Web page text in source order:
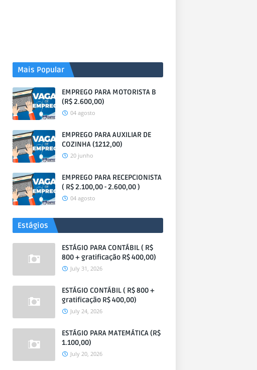
Mais Popular
EMPREGO PARA MOTORISTA B
(R$ 2.600,00)
04 agosto
EMPREGO PARA AUXILIAR DE
COZINHA (1212,00)
20 junho
EMPREGO PARA RECEPCIONISTA
( R$ 2.100,00 - 2.600,00 )
04 agosto
Estágios
ESTÁGIO PARA CONTÁBIL ( R$
800 + gratificação R$ 400,00)
July 31, 2026
ESTÁGIO CONTÁBIL ( R$ 800 +
gratificação R$ 400,00)
July 24, 2026
ESTÁGIO PARA MATEMÁTICA (R$
1.100,00)
July 20, 2026